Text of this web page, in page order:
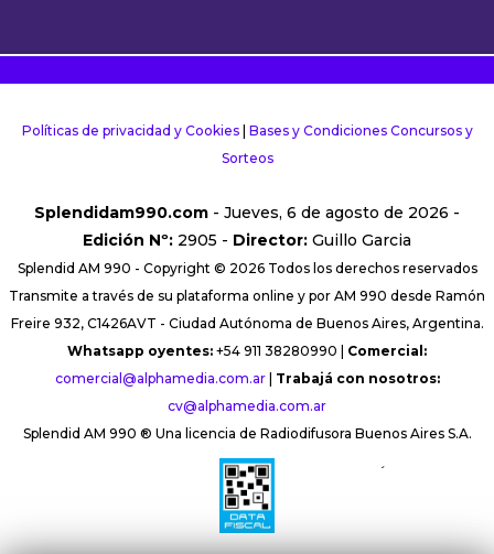
Políticas de privacidad y Cookies| Bases y Condiciones Concursos y
Sorteos
Splendidam990.com - Jueves, 6 de agosto de 2026 -
Edición Nº: 2905 - Director: Guillo Garcia
Splendid AM 990 - Copyright © 2026 Todos los derechos reservados
Transmite a través de su plataforma online y por AM 990 desde Ramón
Freire 932, C1426AVT - Ciudad Autónoma de Buenos Aires, Argentina.
Whatsapp oyentes: +54 911 38280990 | Comercial:
comercial@alphamedia.com.ar| Trabajá con nosotros:
cv@alphamedia.com.ar
Splendid AM 990 ® Una licencia de Radiodifusora Buenos Aires S.A.
´